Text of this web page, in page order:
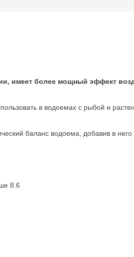
имеет более мощный эффект
в водоемах с рыбой и
баланс водоема, добавив в него
8.6